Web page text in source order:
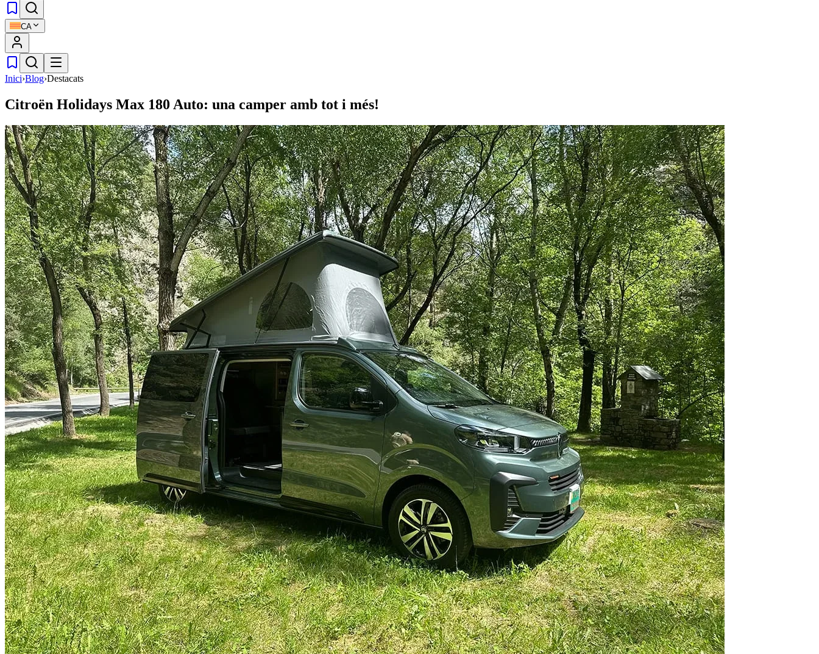
CA
Inici›Blog›Destacats
Citroën Holidays Max 180 Auto: una camper amb tot i més!